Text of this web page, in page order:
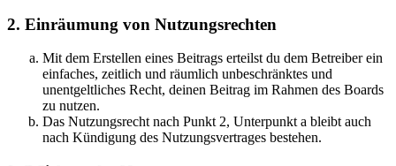
2. Einräumung von Nutzungsrechten
Mit dem Erstellen eines Beitrags erteilst du dem Betreiber ein
einfaches, zeitlich und räumlich unbeschränktes und
unentgeltliches Recht, deinen Beitrag im Rahmen des Boards
zu nutzen.
Das Nutzungsrecht nach Punkt 2, Unterpunkt a bleibt auch
nach Kündigung des Nutzungsvertrages bestehen.